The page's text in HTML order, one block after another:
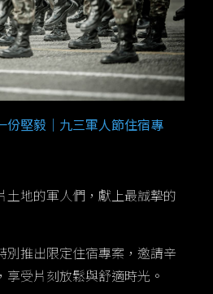
份堅毅｜九三軍人節住宿專
土地的軍人們，獻上最誠摯的
別推出限定住宿專案，邀請辛
受片刻放鬆與舒適時光。